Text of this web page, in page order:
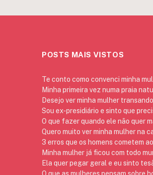
POSTS MAIS VISTOS
Te conto como convenci minha
Minha primeira vez numa praia
Desejo ver minha mulher
Sou ex-presidiário e sinto que
O que fazer quando ele não quer
Quero muito ver minha mulher na
3 erros que os homens cometem
Minha mulher já ficou com todo
Ela quer pegar geral e eu sinto
O que as mulheres pensam sobre